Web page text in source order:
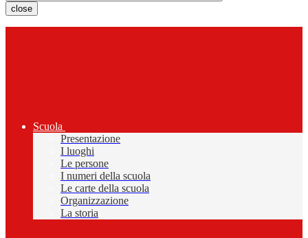
close
Scuola
Presentazione
I luoghi
Le persone
I numeri della scuola
Le carte della scuola
Organizzazione
La storia